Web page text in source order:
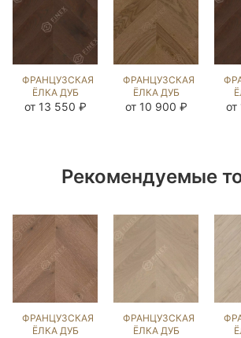
ФРАНЦУЗСКАЯ
ЁЛКА ДУБ
СИЛ БРАУН
от 13 550 ₽
ФРАНЦУЗСКАЯ
ЁЛКА ДУБ
ЭСТЕЙТ NEW
от 10 900 ₽
Рекомендуемые
ФРАНЦУЗСКАЯ
ЁЛКА ДУБ
ФРАНЦУЗСКАЯ
ЁЛКА ДУБ